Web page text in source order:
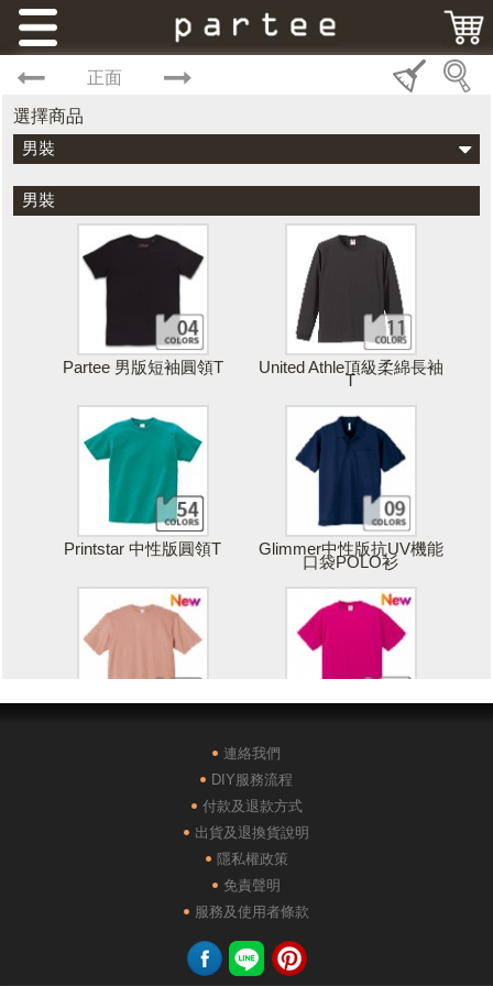
正面
選擇商品
男裝
男裝
Partee 男版短袖圓領T United Athle頂級柔綿長袖
T
Printstar 中性版圓領T Glimmer中性版抗UV機能
口袋POLO衫
POLONE1純棉短袖POLO AG28000落肩重磅精梳棉
連絡我們
DIY服務流程
付款及退款方式
出貨及退換貨說明
隱私權政策
免責聲明
服務及使用者條款